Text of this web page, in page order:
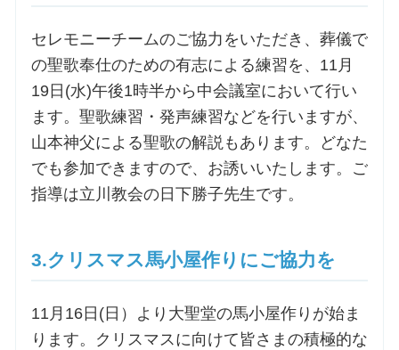
お問合せ
交通・アクセス
ご利用にあたって
交通・アクセス
セレモニーチームのご協力をいただき、葬儀で
の聖歌奉仕のための有志による練習を、11月
19日(水)午後1時半から中会議室において行い
ます。聖歌練習・発声練習などを行いますが、
山本神父による聖歌の解説もあります。どなた
でも参加できますので、お誘いいたします。ご
指導は立川教会の日下勝子先生です。
3.クリスマス馬小屋作りにご協力を
11月16日(日）より大聖堂の馬小屋作りが始ま
ります。クリスマスに向けて皆さまの積極的な